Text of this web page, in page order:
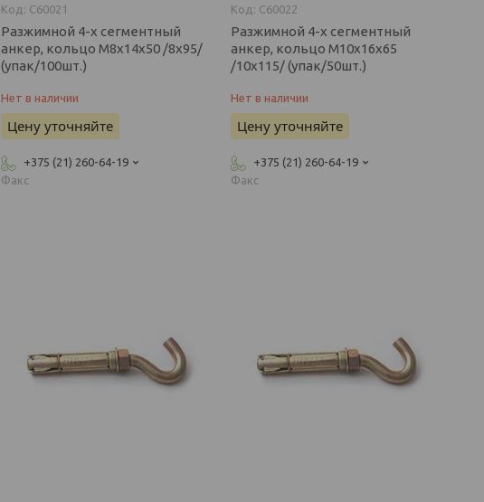
C60021
Разжимной 4-х сегментный
анкер, кольцо М8х14х50 /8х95/
(упак/100шт.)
Нет в наличии
Цену уточняйте
+375 (21) 260-64-19
Факс
C60022
Разжимной 4-х сегментный
анкер, кольцо М10х16х65
/10х115/ (упак/50шт.)
Нет в наличии
Цену уточняйте
+375 (21) 260-64-19
Факс